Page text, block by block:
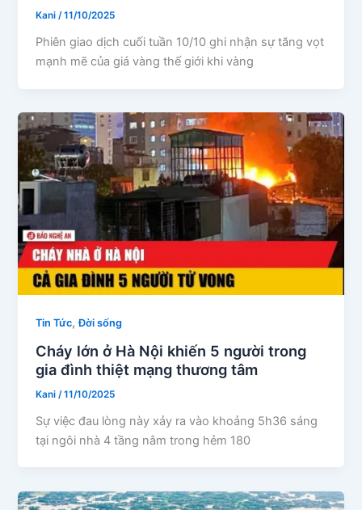
Kani /11/10/2025
Phiên giao dịch cuối tuần 10/10 ghi nhận sự tăng vọt
mạnh mẽ của giá vàng thế giới khi vàng
Tin Tức,Đời sống
Cháy lớn ở Hà Nội khiến 5 người trong
gia đình thiệt mạng thương tâm
Kani /11/10/2025
Sự việc đau lòng này xảy ra vào khoảng 5h36 sáng
tại ngôi nhà 4 tầng nằm trong hẻm 180